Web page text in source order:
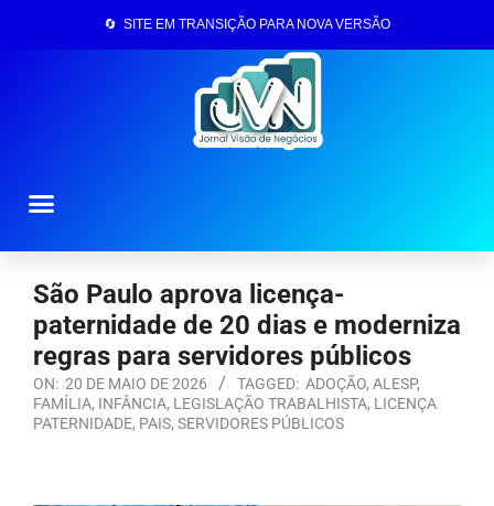
🔄 SITE EM TRANSIÇÃO PARA NOVA VERSÃO
São Paulo aprova licença-
paternidade de 20 dias e moderniza
regras para servidores públicos
ON: 20 DE MAIO DE 2026 TAGGED: ADOÇÃO, ALESP,
FAMÍLIA, INFÂNCIA, LEGISLAÇÃO TRABALHISTA, LICENÇA
PATERNIDADE, PAIS, SERVIDORES PÚBLICOS